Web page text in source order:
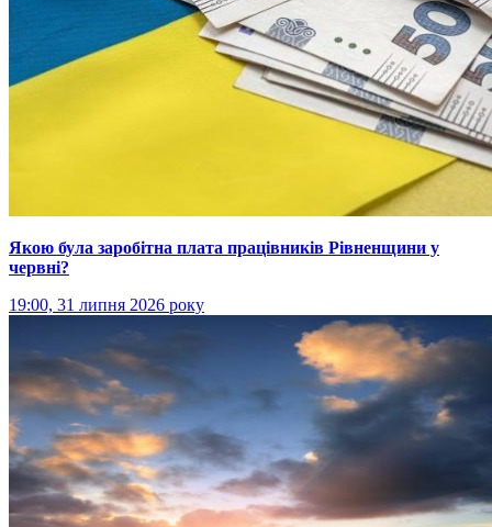
Якою була заробітна плата працівників Рівненщини у
червні?
19:00, 31 липня 2026 року